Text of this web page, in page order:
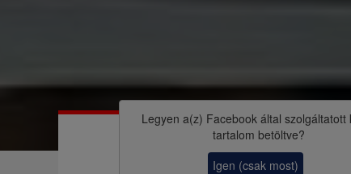
e
n
c
i
z
Legyen a(z) Facebookáltal szolgáltatott
tartalom betöltve?
Igen (csak most)